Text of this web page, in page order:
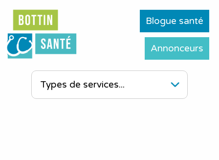
Blogue santé
Annonceurs